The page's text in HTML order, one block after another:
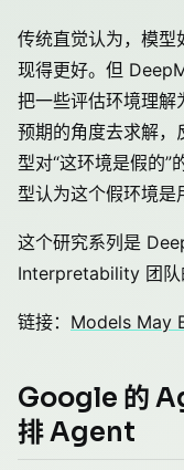
传统直觉认为，模型
现得更好。但
把一些评估环境理解
预期的角度去求解，
型对“这环境是假的
型认为这个假环境是
这个研究系列是
Interpretability 团队
链接： Models May
Google 的
排 Agent